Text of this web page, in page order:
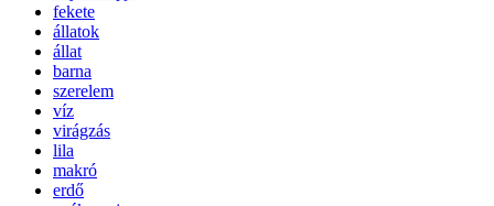
fekete
állatok
állat
barna
szerelem
víz
virágzás
lila
makró
erdő